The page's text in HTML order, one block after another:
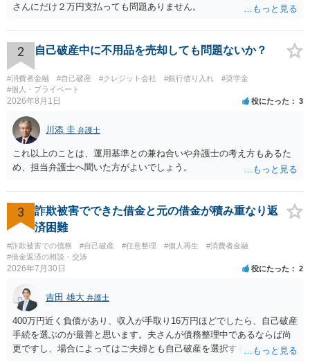
さんにだけ２万円支払っても問題ありません。
2 自己破産中に不用品を売却しても問題ないか？
#消費者金融 #自己破産 #クレジット会社 #銀行借り入れ
#奨学金
#個人・プライベート
2026年8月1日 役にたった 3
川添 圭 弁護士
これ以上のことは、運用基準との兼ね合いや弁護士の考え方もあるた
め、担当弁護士へ聞いた方がよいでしょう。
3
詐欺被害でできた借金と元の借金が積み重なり返
済困難
#詐欺被害での債務 #自己破産 #任意整理 #個人再生
#消費者金融
#借金返済の相談・交渉
2026年7月30日 役にたった 2
吉田 雄大 弁護士
400万円近く負債があり、収入が手取り16万円ほどでしたら、自己破産
手続を選ぶのが最善と思います。夫さんが債務整理中であるならば尚
更ですし、場合によってはご夫婦とも自己破産を選択する方法もある